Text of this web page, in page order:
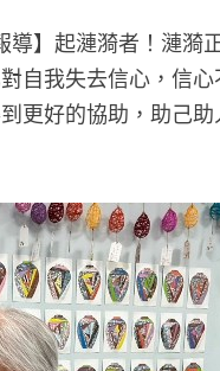
導】起漣漪者！漣
自我失去信心，信
更好的協助，助己